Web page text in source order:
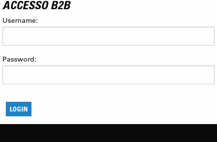
ACCESSO B2B
Username:
Password: